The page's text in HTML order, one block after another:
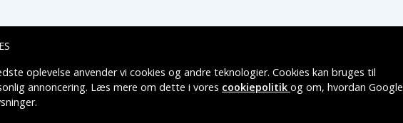
Leveringsmuligheder
oplevelse anvender vi cookies og andre teknologier. Cookies kan bruges til
annoncering. Læs mere om dette i vores cookiepolitik og om, hvordan Google
.